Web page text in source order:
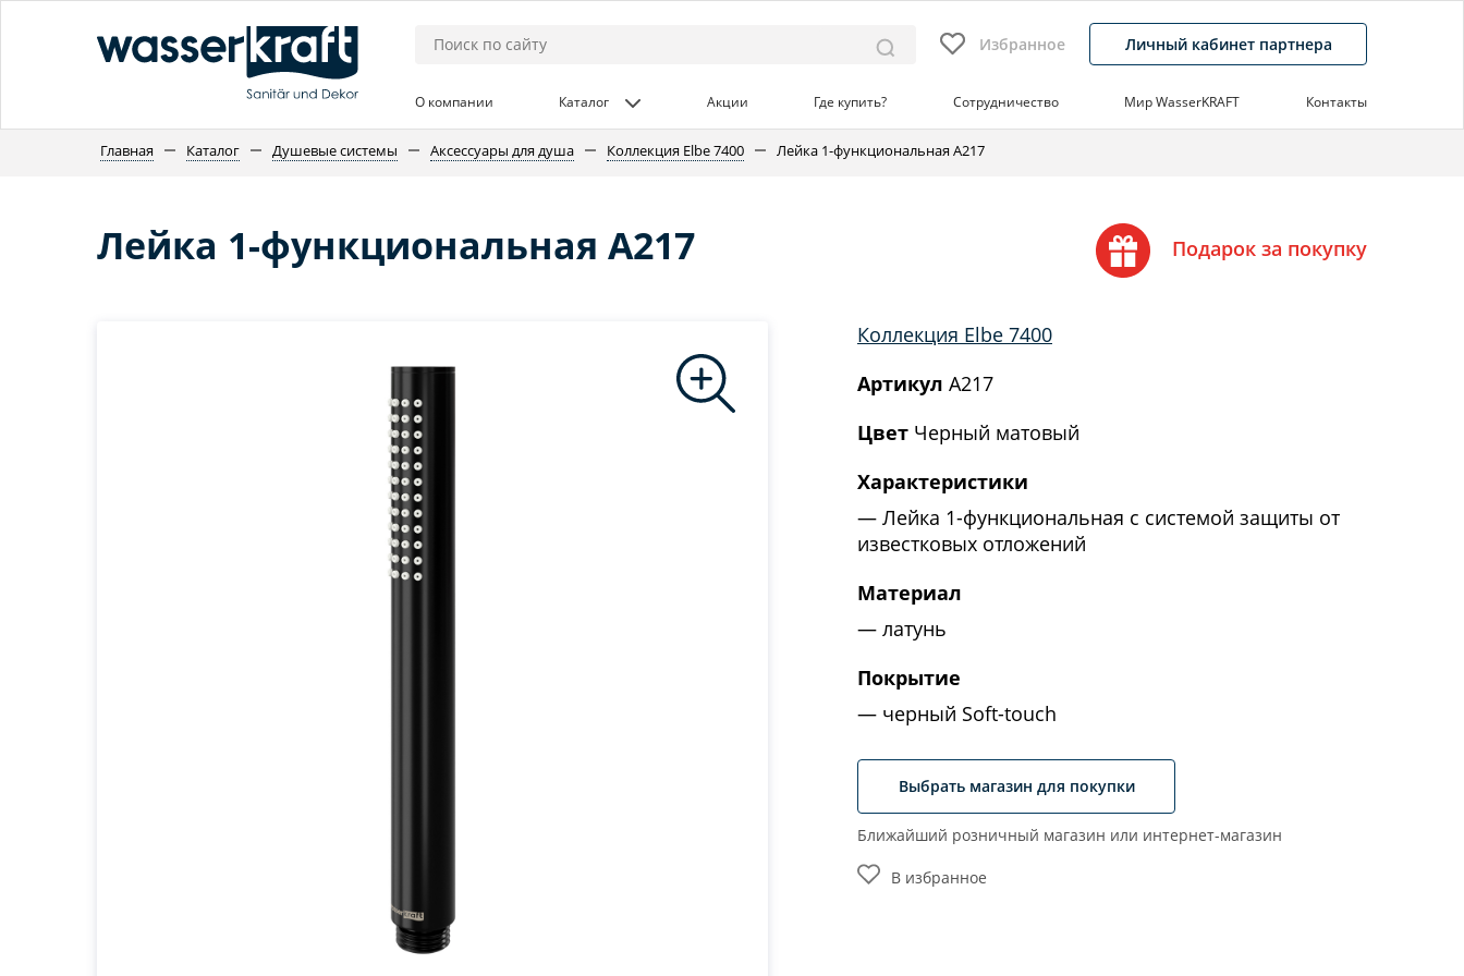
Избранное Личный кабинет партнера
О компании Каталог Акции Где купить? Сотрудничество Мир WasserKRAFT Контакты
Главная Каталог Душевые системы Аксессуары для душа Коллекция Elbe 7400 Лейка 1-функциональная A217
Лейка 1-функциональная A217 Подарок за покупку
Коллекция Elbe 7400
Артикул A217
Цвет Черный матовый
Характеристики
Лейка 1-функциональная с системой защиты от
известковых отложений
Материал
латунь
Покрытие
черный Soft-touch
Выбрать магазин для покупки
Ближайший розничный магазин или интернет-магазин
В избранное